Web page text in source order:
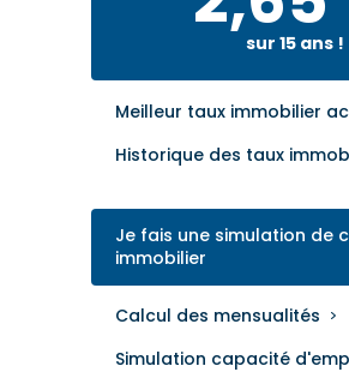
sur 15 ans !
Meilleur taux immobilier
Historique des taux
Je fais une simulation de
immobilier
Calcul des mensualités
Simulation capacité